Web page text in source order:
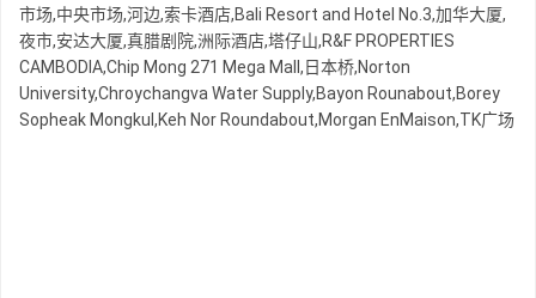
市场,中央市场,河边,索卡酒店,Bali Resort and Hotel No.3,加华大厦,
夜市,安达大厦,真腊剧院,洲际酒店,塔仔山,R&F PROPERTIES
CAMBODIA,Chip Mong 271 Mega Mall,日本桥,Norton
University,Chroychangva Water Supply,Bayon Rounabout,Borey
Sopheak Mongkul,Keh Nor Roundabout,Morgan EnMaison,TK广场